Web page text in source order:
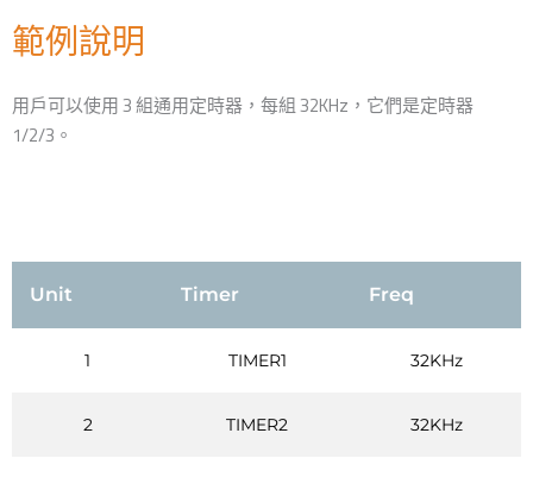
範例說明
用戶可以使用 3 組通用定時器，每組 32KHz，它們是定時器
1/2/3。
Unit Timer Freq
1 TIMER1 32KHz
2 TIMER2 32KHz